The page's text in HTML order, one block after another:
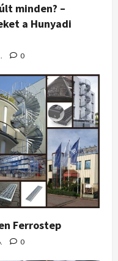
minden? –
a Hunyadi
0
Ferrostep
0